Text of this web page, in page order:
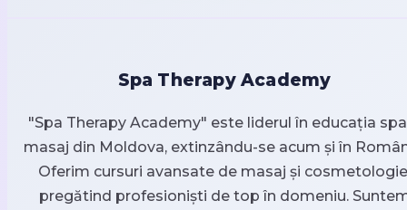
Spa Therapy Academy
"Spa Therapy Academy" este liderul în educația
masaj din Moldova, extinzându-se acum și în
Oferim cursuri avansate de masaj și
pregătind profesioniști de top în domeniu.